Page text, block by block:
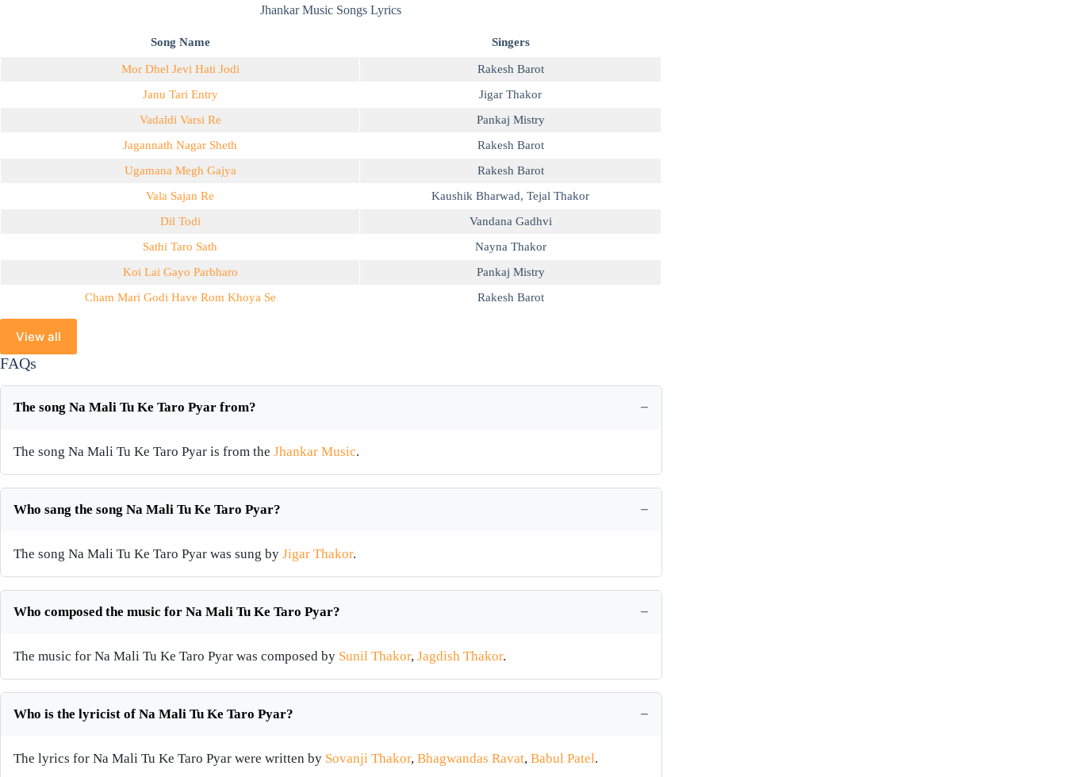
Jhankar Music Songs Lyrics
Song Name Singers
Mor Dhel Jevi Hati Jodi
Rakesh Barot
Janu Tari Entry
Jigar Thakor
Vadaldi Varsi Re
Pankaj Mistry
Jagannath Nagar Sheth
Rakesh Barot
Ugamana Megh Gajya
Rakesh Barot
Vala Sajan Re
Kaushik Bharwad, Tejal Thakor
Dil Todi
Vandana Gadhvi
Sathi Taro Sath
Nayna Thakor
Koi Lai Gayo Parbharo
Pankaj Mistry
Cham Mari Godi Have Rom Khoya Se
Rakesh Barot
View all
FAQs
The song Na Mali Tu Ke Taro Pyar from?
The song Na Mali Tu Ke Taro Pyar is from the Jhankar Music.
Who sang the song Na Mali Tu Ke Taro Pyar?
The song Na Mali Tu Ke Taro Pyar was sung by Jigar Thakor.
Who composed the music for Na Mali Tu Ke Taro Pyar?
The music for Na Mali Tu Ke Taro Pyar was composed by Sunil Thakor, Jagdish Thakor.
Who is the lyricist of Na Mali Tu Ke Taro Pyar?
The lyrics for Na Mali Tu Ke Taro Pyar were written by Sovanji Thakor, Bhagwandas Ravat, Babul Patel.